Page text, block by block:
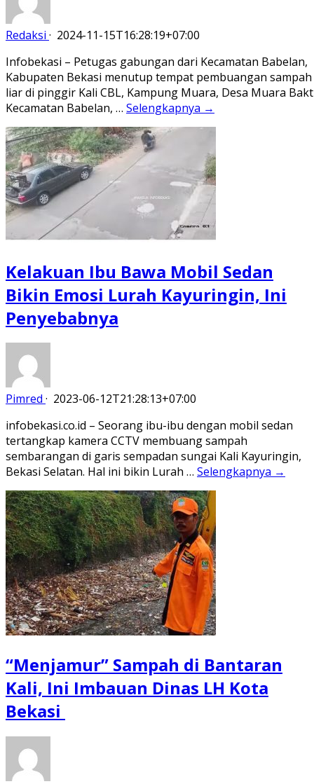
Redaksi · 2024-11-15T16:28:19+07:00
Infobekasi – Petugas gabungan dari Kecamatan Babelan,
Kabupaten Bekasi menutup tempat pembuangan sampah
liar di pinggir Kali CBL, Kampung Muara, Desa Muara
Kecamatan Babelan, … Selengkapnya →
Kelakuan Ibu Bawa Mobil Sedan
Bikin Emosi Lurah Kayuringin, Ini
Penyebabnya
Pimred · 2023-06-12T21:28:13+07:00
infobekasi.co.id – Seorang ibu-ibu dengan mobil sedan
tertangkap kamera CCTV membuang sampah
sembarangan di garis sempadan sungai Kali Kayuringin,
Bekasi Selatan. Hal ini bikin Lurah … Selengkapnya →
“Menjamur” Sampah di Bantaran
Kali, Ini Imbauan Dinas LH Kota
Bekasi